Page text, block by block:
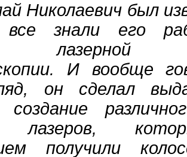
Николаевич был
все знали его
лазерной
И вообще
он сделал
лазеров,
получили